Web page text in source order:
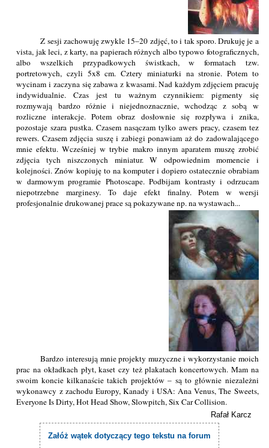
Z sesji zachowuję zwykle 15–20 zdjęć, to i tak sporo. Drukuję je a
vista, jak leci, z karty, na papierach różnych albo typowo fotograficznych,
albo wszelkich przypadkowych świstkach, w formatach tzw.
portretowych, czyli 5x8 cm. Cztery miniaturki na stronie. Potem to
wycinam i zaczyna się zabawa z kwasami. Nad każdym zdjęciem pracuję
indywidualnie. Czas jest tu ważnym czynnikiem: pigmenty się
rozmywają bardzo różnie i niejednoznacznie, wchodząc z sobą w
rozliczne interakcje. Potem obraz dosłownie się rozpływa i znika,
pozostaje szara pustka. Czasem nasączam tylko awers pracy, czasem tez
rewers. Czasem zdjęcia suszę i zabiegi ponawiam aż do zadowalającego
mnie efektu. Wcześniej w trybie makro innym aparatem muszę zrobić
zdjęcia tych niszczonych miniatur. W odpowiednim momencie i
kolejności. Znów kopiuję to na komputer i dopiero ostatecznie obrabiam
w darmowym programie Photoscape. Podbijam kontrasty i odrzucam
niepotrzebne marginesy. To daje efekt finalny. Potem w wersji
profesjonalnie drukowanej prace są pokazywane np. na wystawach...
Bardzo interesują mnie projekty muzyczne i wykorzystanie moich
prac na okładkach płyt, kaset czy też plakatach koncertowych. Mam na
swoim koncie kilkanaście takich projektów – są to głównie niezależni
wykonawcy z zachodu Europy, Kanady i USA: Ana Venus, The Sweets,
Everyone Is Dirty, Hot Head Show, Slowpitch, Six Car Collision.
Rafał Karcz
Załóż wątek dotyczący tego tekstu na forum